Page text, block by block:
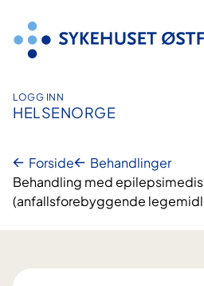
innhold
LOGG INN
HELSENORGE
Forside
Behandlinger
Behandling med
(anfallsforebyggende